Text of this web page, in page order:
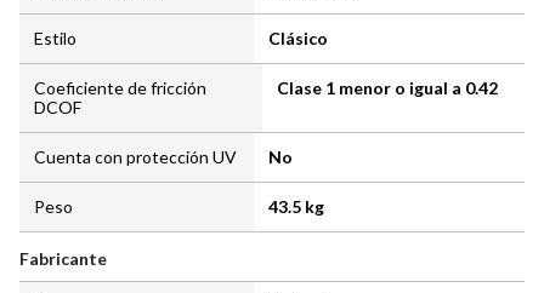
Estilo Clásico
Coeficiente de fricción
DCOF
Clase 1 menor o igual a 0.42
Cuenta con protección UV No
Peso 43.5 kg
Fabricante